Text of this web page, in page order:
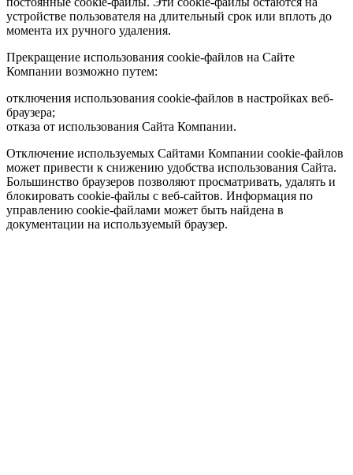
устройстве пользователя на длительный срок или вплоть до
момента их ручного удаления.
Прекращение использования cookie-файлов на Сайте
Компании возможно путем:
отключения использования cookie-файлов в настройках веб-
браузера;
отказа от использования Сайта Компании.
Отключение используемых Сайтами Компании cookie-файлов
может привести к снижению удобства использования Сайта.
Большинство браузеров позволяют просматривать, удалять и
блокировать cookie-файлы c веб-сайтов. Информация по
управлению cookie-файлами может быть найдена в
документации на используемый браузер.